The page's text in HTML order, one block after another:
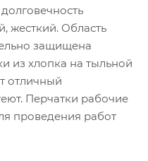
жесткий. Область
защищена
из хлопка на тыльной
отличный
Перчатки рабочие
проведения работ